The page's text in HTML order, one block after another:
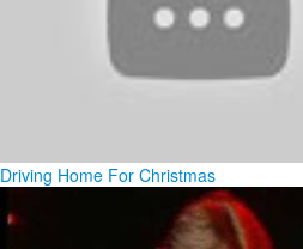
Driving Home For Christmas